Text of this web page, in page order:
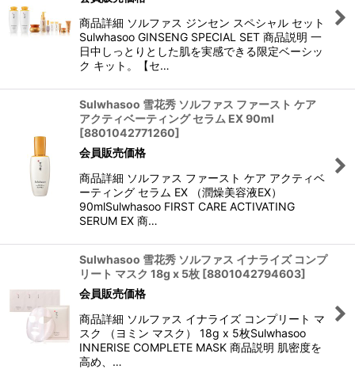
商品詳細 ソルファス ジンセン スペシャル セット
Sulwhasoo GINSENG SPECIAL SET 商品説明 一
日中しっとりとした肌を実感できる限定ベーシッ
ク キット。【セ…
Sulwhasoo 雪花秀 ソルファス ファースト ケア
アクティベーティング セラム EX 90ml
[8801042771260]
会員販売価格
商品詳細 ソルファス ファースト ケア アクティベ
ーティング セラム EX （潤燥美容液EX）
90mlSulwhasoo FIRST CARE ACTIVATING
SERUM EX 商…
Sulwhasoo 雪花秀 ソルファス イナライズ コンプ
リート マスク 18g x 5枚 [8801042794603]
会員販売価格
商品詳細 ソルファス イナライズ コンプリート マ
スク （ヨミン マスク） 18g x 5枚Sulwhasoo
INNERISE COMPLETE MASK 商品説明 肌密度を
高め、…